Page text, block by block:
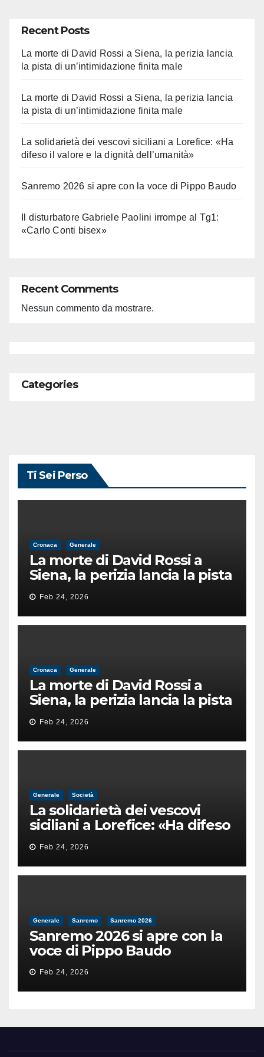
Recent Posts
La morte di David Rossi a Siena, la perizia lancia
la pista di un’intimidazione finita male
La morte di David Rossi a Siena, la perizia lancia
la pista di un’intimidazione finita male
La solidarietà dei vescovi siciliani a Lorefice: «Ha
difeso il valore e la dignità dell’umanità»
Sanremo 2026 si apre con la voce di Pippo Baudo
Il disturbatore Gabriele Paolini irrompe al Tg1:
«Carlo Conti bisex»
Recent Comments
Nessun commento da mostrare.
Categories
Ti Sei Perso
Cronaca Generale
La morte di David Rossi a
Siena, la perizia lancia la pista
di un’intimidazione finita
male
Feb 24, 2026
Cronaca Generale
La morte di David Rossi a
Siena, la perizia lancia la pista
di un’intimidazione finita
male
Feb 24, 2026
Generale Società
La solidarietà dei vescovi
siciliani a Lorefice: «Ha difeso
il valore e la dignità
dell’umanità»
Feb 24, 2026
Generale Sanremo Sanremo 2026
Sanremo 2026 si apre con la
voce di Pippo Baudo
Feb 24, 2026